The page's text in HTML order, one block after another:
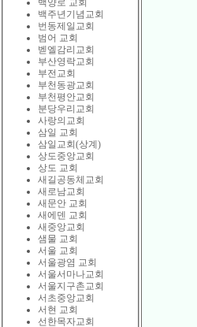
백양로 교회
백주년기념교회
번동제일교회
범어 교회
벧엘감리교회
부산영락교회
부전교회
부천동광교회
부천평안교회
분당우리교회
사랑의교회
삼일 교회
삼일교회(상계)
상도중앙교회
상도 교회
새길공동체교회
새로남교회
새문안 교회
새에덴 교회
새중앙교회
샘물 교회
서울 교회
서울광염 교회
서울서마나교회
서울지구촌교회
서초중앙교회
서현 교회
선한목자교회